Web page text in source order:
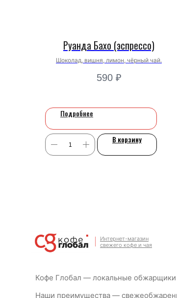
Руанда Бахо (эспрессо)
Шоколад, вишня, лимон, чёрный чай.
590 ₽
Подробнее
В корзину
Интернет-магазин
свежего кофе и чая
Кофе Глобал — локальные обжарщики
Наши преимущества —